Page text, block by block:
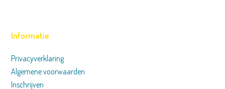
Informatie
Privacyverklaring
Algemene voorwaarden
Inschrijven